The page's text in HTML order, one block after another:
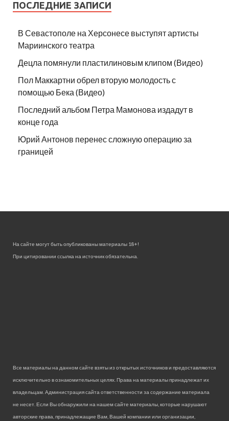
ПОСЛЕДНИЕ ЗАПИСИ
В Севастополе на Херсонесе выступят артисты
Мариинского театра
Децла помянули пластилиновым клипом (Видео)
Пол Маккартни обрел вторую молодость с
помощью Бека (Видео)
Последний альбом Петра Мамонова издадут в
конце года
Юрий Антонов перенес сложную операцию за
границей
На сайте могут быть опубликованы материалы 18+!
При цитировании ссылка на источник обязательна.
Все материалы на данном сайте взяты из открытых источников и предоставляются
исключительно в ознакомительных целях. Права на материалы принадлежат их
владельцам. Администрация сайта ответственности за содержание материала
не несет. Если Вы обнаружили на нашем сайте материалы, которые нарушают
авторские права, принадлежащие Вам, Вашей компании или организации,